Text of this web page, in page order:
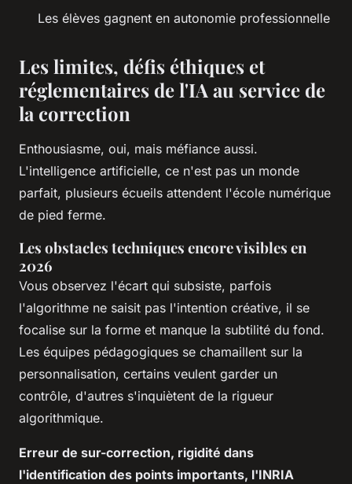
Les élèves gagnent en autonomie professionnelle
Les limites, défis éthiques et
réglementaires de l'IA au service de
la correction
Enthousiasme, oui, mais méfiance aussi.
L'intelligence artificielle, ce n'est pas un monde
parfait, plusieurs écueils attendent l'école numérique
de pied ferme.
Les obstacles techniques encore visibles en
2026
Vous observez l'écart qui subsiste, parfois
l'algorithme ne saisit pas l'intention créative, il se
focalise sur la forme et manque la subtilité du fond.
Les équipes pédagogiques se chamaillent sur la
personnalisation, certains veulent garder un
contrôle, d'autres s'inquiètent de la rigueur
algorithmique.
Erreur de sur-correction, rigidité dans
l'identification des points importants, l'INRIA